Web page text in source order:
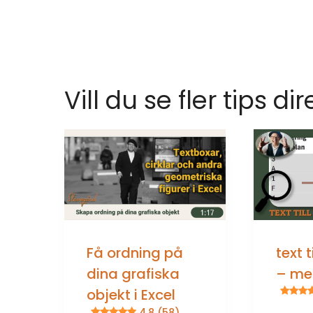
Vill du se fler tips
Få ordning på
dina grafiska
objekt i Excel
text
–